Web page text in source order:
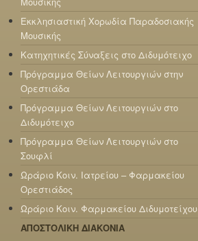
Εκκλησιαστική Χορωδία Παραδοσιακής
Μουσικής
Κατηχητικές Σύναξεις στο Διδυμότειχο
Πρόγραμμα Θείων Λειτουργιών στην
Ορεστιάδα
Πρόγραμμα Θείων Λειτουργιών στο
Διδυμότειχο
Πρόγραμμα Θείων Λειτουργιών στο
Σουφλί
Ωράριο Κοιν. Ιατρείου – Φαρμακείου
Ορεστιάδος
Ωράριο Κοιν. Φαρμακείου Διδυμοτείχου
ΑΠΟΣΤΟΛΙΚΗ ΔΙΑΚΟΝΙΑ